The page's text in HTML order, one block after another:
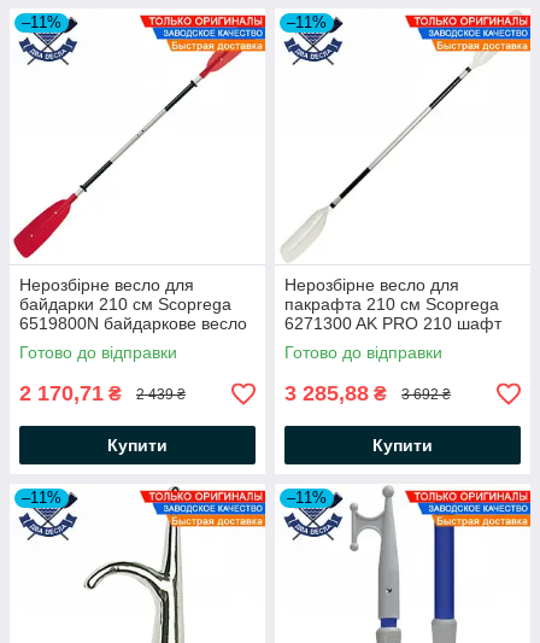
–11%
Нерозбірне весло для
байдарки 210 см Scoprega
6519800N байдаркове весло
для каяка дюралюміній АБС-
пластик
Готово до відправки
2 170,71 ₴ 2 439 ₴
Купити
–11%
Нерозбірне весло для
пакрафта 210 см Scoprega
6271300 AK PRO 210 шафт
32 пакрафтове весло для
рафтингу весло для каякингу
Готово до відправки
3 285,88 ₴ 3 692 ₴
Купити
–11% –11%